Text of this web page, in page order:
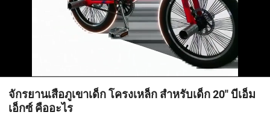
จักรยานเสือภูเขาเด็ก โครงเหล็ก สำหรับเด็ก 20'' บีเอ็ม
เอ็กซ์ คืออะไร